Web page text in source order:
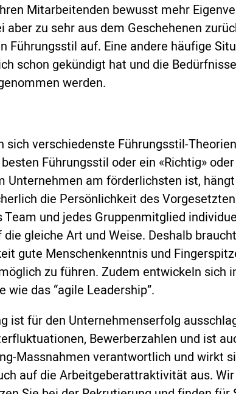
Mitarbeitenden bewusst mehr
aber zu sehr aus dem Geschehenen
Führungsstil auf. Eine andere häufige
schon gekündigt hat und die
werden.
sich verschiedenste Führungsstil-
Führungsstil oder ein «Richtig»
Unternehmen am förderlichsten ist,
die Persönlichkeit des
Team und jedes Gruppenmitglied
gleiche Art und Weise. Deshalb
gute Menschenkenntnis und
zu führen. Zudem entwickeln sich
das “agile Leadership”.
ist für den Unternehmenserfolg
Bewerberzahlen und ist
Massnahmen verantwortlich und wirkt
auf die Arbeitgeberattraktivität aus.